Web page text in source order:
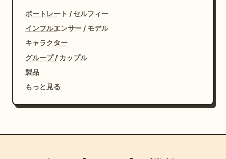
ポートレート / セルフィー
インフルエンサー / モデル
キャラクター
グループ / カップル
製品
もっと見る